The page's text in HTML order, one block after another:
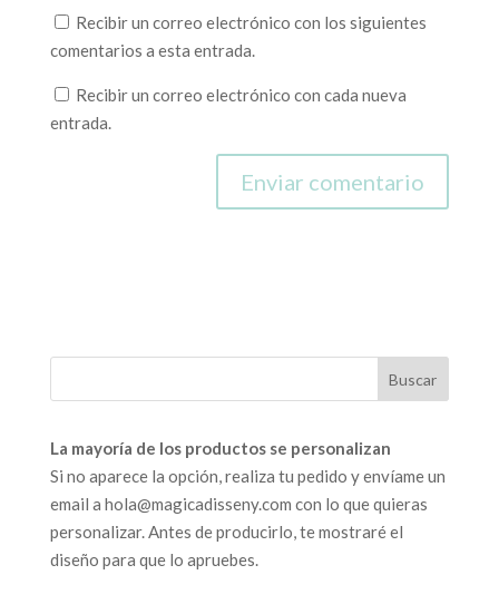
Recibir un correo electrónico con los siguientes
comentarios a esta entrada.
Recibir un correo electrónico con cada nueva
entrada.
La mayoría de los productos se personalizan
Si no aparece la opción, realiza tu pedido y envíame un
email a hola@magicadisseny.com con lo que quieras
personalizar. Antes de producirlo, te mostraré el
diseño para que lo apruebes.